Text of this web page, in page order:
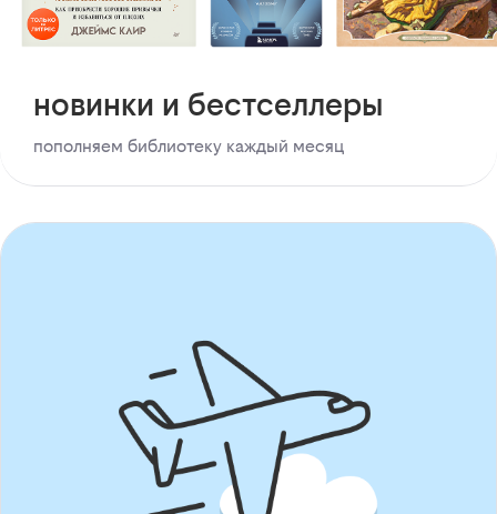
новинки и бестселлеры
пополняем библиотеку каждый месяц